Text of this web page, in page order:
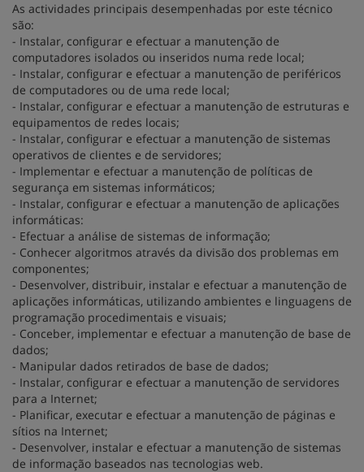
As actividades principais desempenhadas por este técnico
são:
- Instalar, configurar e efectuar a manutenção de
computadores isolados ou inseridos numa rede local;
- Instalar, configurar e efectuar a manutenção de periféricos
de computadores ou de uma rede local;
- Instalar, configurar e efectuar a manutenção de estruturas e
equipamentos de redes locais;
- Instalar, configurar e efectuar a manutenção de sistemas
operativos de clientes e de servidores;
- Implementar e efectuar a manutenção de políticas de
segurança em sistemas informáticos;
- Instalar, configurar e efectuar a manutenção de aplicações
informáticas:
- Efectuar a análise de sistemas de informação;
- Conhecer algoritmos através da divisão dos problemas em
componentes;
- Desenvolver, distribuir, instalar e efectuar a manutenção de
aplicações informáticas, utilizando ambientes e linguagens de
programação procedimentais e visuais;
- Conceber, implementar e efectuar a manutenção de base de
dados;
- Manipular dados retirados de base de dados;
- Instalar, configurar e efectuar a manutenção de servidores
para a Internet;
- Planificar, executar e efectuar a manutenção de páginas e
sítios na Internet;
- Desenvolver, instalar e efectuar a manutenção de sistemas
de informação baseados nas tecnologias web.